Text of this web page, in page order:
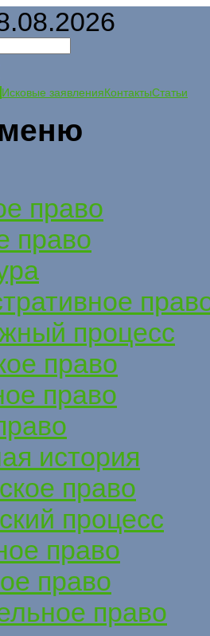
Исковые заявленияКонтактыСтатьи
право
право
процесс
право
право
история
право
процесс
право
право
право